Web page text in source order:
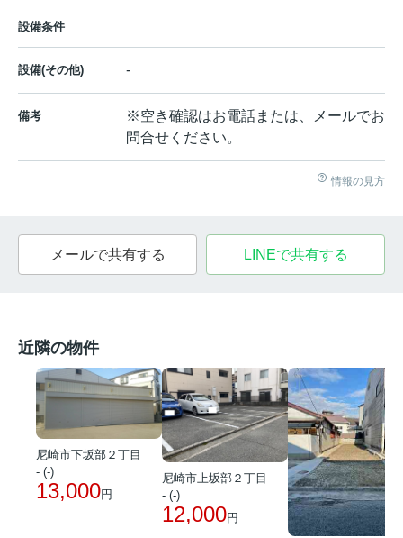
設備条件
設備(その他) -
備考
※空き確認はお電話または、メールでお
問合せください。
情報の見方
メールで共有する LINEで共有する
近隣の物件
尼崎市下坂部２丁目
- (-)
13,000円
尼崎市上坂部２丁目
- (-)
12,000円